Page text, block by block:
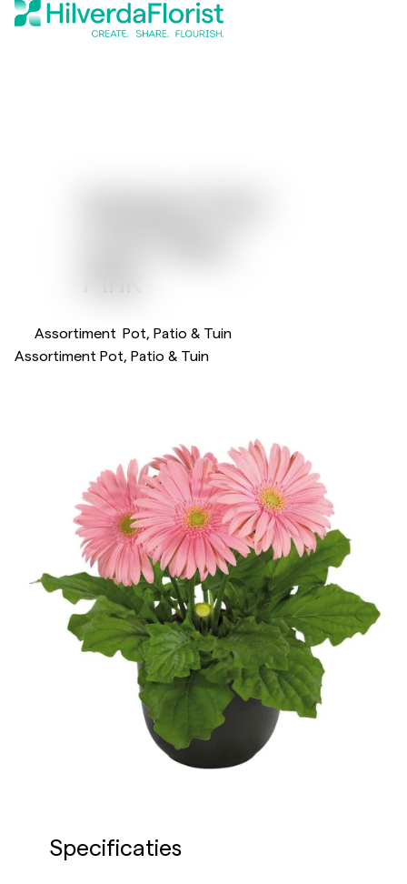
Assortiment Pot, Patio & Tuin
Assortiment Pot, Patio & Tuin
Specificaties